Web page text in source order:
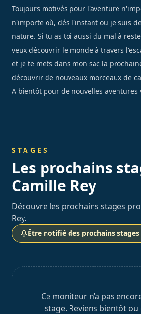
Toujours motivés pour l'aventure
n'importe où, dés l'instant ou je suis
nature. Si tu as toi aussi du mal à
veux découvrir le monde à travers
et je te mets dans mon sac la
découvrir de nouveaux morceaux de
A bientôt pour de nouvelles aventures
STAGES
Les prochains
Camille Rey
Découvre les prochains stages
Rey.
Être notifié des prochains stages
Ce moniteur n’a pas
stage. Reviens bientôt ou